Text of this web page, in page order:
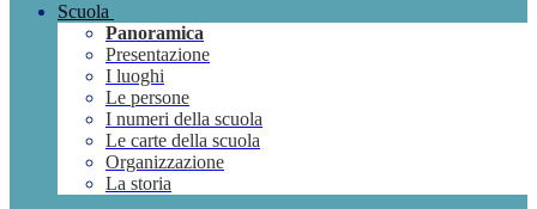
Scuola
Panoramica
Presentazione
I luoghi
Le persone
I numeri della scuola
Le carte della scuola
Organizzazione
La storia